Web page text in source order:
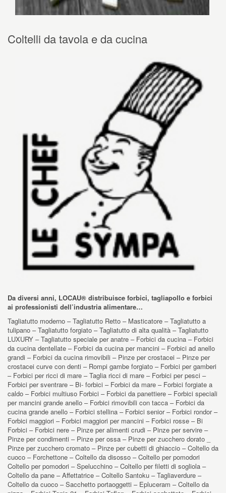
Coltelli da tavola e da cucina
Da diversi anni, LOCAU® distribuisce forbici, tagliapollo e forbici
ai professionisti dell’industria alimentare…
Tagliatutto moderno – Tagliatutto Retto – Masticatore – Tagliatutto a
tulipano – Tagliatutto forgiato – Tagliatutto di alta qualità – Tagliatutto
LUXURY – Tagliatutto speciale per anatre – Forbici da cucina – Forbici
da cucina dentellate – Forbici da cucina per mancini – Forbici ad anello
grandi – Forbici da cucina rimovibili – Pinze per crostacei – Pinze per
crostacei curve con denti – Rompi gambe forgiato – Forbici per gamberi
– Forbici per ricci di mare – Taglia ricci di mare – Forbici per pesci –
Forbici per sventrare – Bi- forbici – Forbici da mare – Forbici forgiate a
caldo – Forbici multiuso Forbici – Forbici da panettiere – Forbici speciali
per mancini grande anello – Forbici rimovibili con tacca – Forbici da
cucina grande anello – Forbici stellina – Forbici senior – Forbici rondor –
Forbici maggiori – Forbici maggiori per mancini – Forbici rosse – Bi
Forbici – Forbici nere – Pinze per alimenti crudi – Pinze per servire –
Pinze per condimenti – Pinze per ossa – Pinze per zucchero dorato _
Pinze per zucchero cromato – Pinze per cubetti di ghiaccio – Coltello da
cuoco – Forchettone – Coltello da disosso – Coltello per pomodori
Coltello per pomodori – Spelucchino – Coltello per filetti di sogliola –
Coltello da pane – Affettatrice – Coltello Santoku – Tagliaverdure –
Coltello da cuoco – Sacchetto portaoggetti – Epluceram – Coltello da